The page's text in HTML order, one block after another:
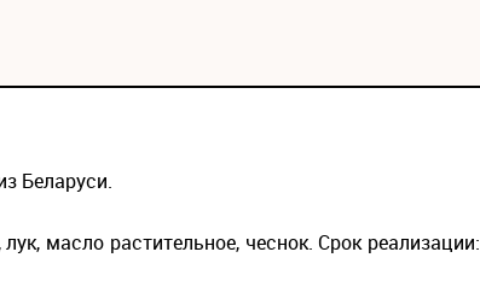
Беларуси.
масло растительное, чеснок. Срок реализации: